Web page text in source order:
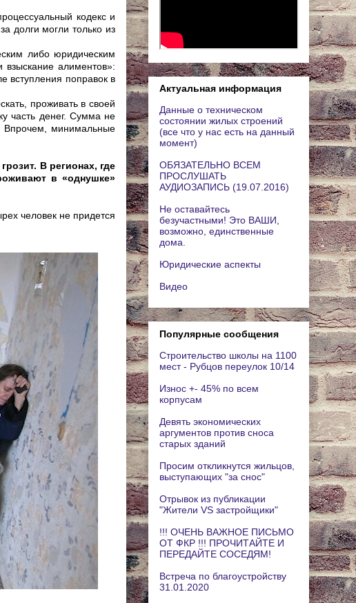
кодекс и
долги могли только из
либо юридическим
алиментов»:
вступления поправок в
проживать в своей
часть денег. Сумма не
Впрочем, минимальные
В регионах, где
в «однушке»
человек не придется
Актуальная информация
Данные о техническом
состоянии жилых строений
(все что у нас есть на данный
момент)
ОБЯЗАТЕЛЬНО ВСЕМ
ПРОСЛУШАТЬ
АУДИОЗАПИСЬ (19.07.2016)
Не оставайтесь
безучастными! Это ВАШИ,
возможно, единственные
дома.
Юридические аспекты
Видео
Популярные сообщения
Строительство школы на 1100
мест - Рубцов переулок 10/14
Износ +- 45% по всем
корпусам
Девять экономических
аргументов против сноса
старых зданий
Просим откликнутся жильцов,
выступающих "за снос"
Отрывок из публикации
"Жители VS застройщики"
!!! ОЧЕНЬ ВАЖНОЕ ПИСЬМО
ОТ ФКР !!! ПРОЧИТАЙТЕ И
ПЕРЕДАЙТЕ СОСЕДЯМ!
Встреча по благоустройству
31.01.2020